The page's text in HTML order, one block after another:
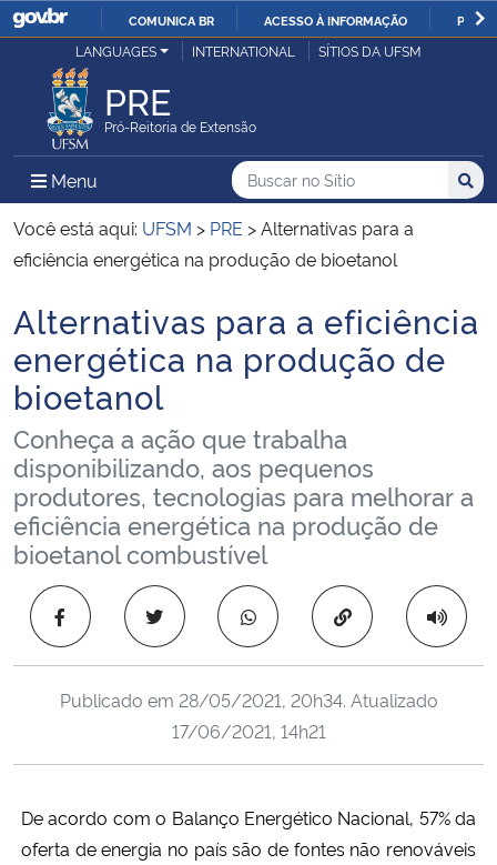
IR
COMUNICA BR ACESSO À INFORMAÇÃO
Ministério da Justiça e Segurança Pública
Ministério da Defesa
Ministério das Relações Exteriores
Ministério da Infraestrutura
Ministério da Agricultura, Pecuária e Abastecimento
Ministério da Educação
Ministério da Cidadania
Ministério de Minas e Energia
Ministério da Ciência, Tecnologia, Inovações e Comunicações
Ministério do Turismo
LANGUAGES INTERNATIONAL SÍTIOS DA UFSM
PRE
Pró-Reitoria de Extensão
Menu Menu Principal do Sítio
Busca
Buscar no no Sítio
Busca:
Você está aqui: UFSM > PRE >Alternativas para a
eficiência energética na produção de bioetanol
Início do conteúdo
Alternativas para a eficiência
energética na produção de
bioetanol
Conheça a ação que trabalha
disponibilizando, aos pequenos
produtores, tecnologias para melhorar a
eficiência energética na produção de
bioetanol combustível
Copiar para área
Publicado em 28/05/2021, 20h34. Atualizado
17/06/2021, 14h21
De acordo com o Balanço Energético Nacional, 57% da
oferta de energia no paíssão de fontes não renováveis